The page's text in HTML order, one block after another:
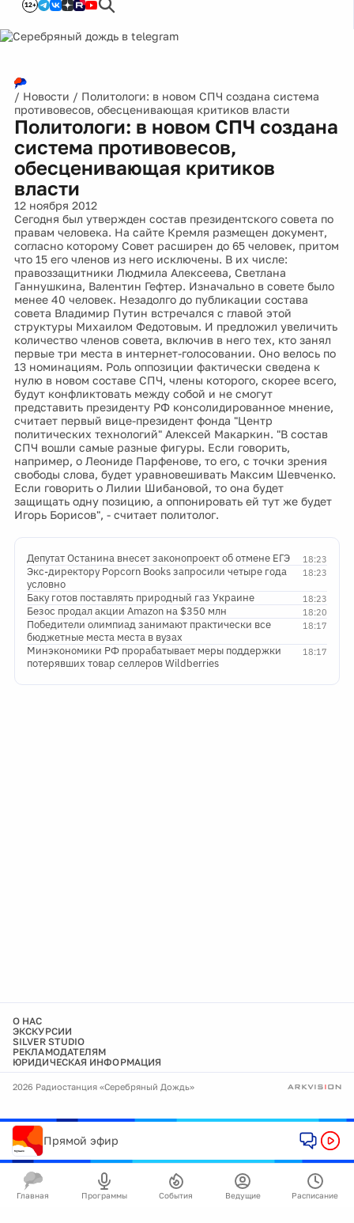
12+
/ Новости / Политологи: в новом СПЧ создана система
противовесов, обесценивающая критиков власти
Политологи: в новом СПЧ создана
система противовесов,
обесценивающая критиков
власти
12 ноября 2012
Сегодня был утвержден состав президентского совета по
правам человека. На сайте Кремля размещен документ,
согласно которому Совет расширен до 65 человек, притом
что 15 его членов из него исключены. В их числе:
правоззащитники Людмила Алексеева, Светлана
Ганнушкина, Валентин Гефтер. Изначально в совете было
менее 40 человек. Незадолго до публикации состава
совета Владимир Путин встречался с главой этой
структуры Михаилом Федотовым. И предложил увеличить
количество членов совета, включив в него тех, кто занял
первые три места в интернет-голосовании. Оно велось по
13 номинациям. Роль оппозиции фактически сведена к
нулю в новом составе СПЧ, члены которого, скорее всего,
будут конфликтовать между собой и не смогут
представить президенту РФ консолидированное мнение,
считает первый вице-президент фонда "Центр
политических технологий" Алексей Макаркин. "В состав
СПЧ вошли самые разные фигуры. Если говорить,
например, о Леониде Парфенове, то его, с точки зрения
свободы слова, будет уравновешивать Максим Шевченко.
Если говорить о Лилии Шибановой, то она будет
защищать одну позицию, а оппонировать ей тут же будет
Игорь Борисов", - считает политолог.
18:23
Депутат Останина внесет законопроект об отмене ЕГЭ
18:23
Экс-директору Popcorn Books запросили четыре года
условно
18:23
Баку готов поставлять природный газ Украине
18:20
Безос продал акции Amazon на $350 млн
18:17
Победители олимпиад занимают практически все
бюджетные места места в вузах
18:17
Минэкономики РФ прорабатывает меры поддержки
потерявших товар селлеров Wildberries
О НАС
ЭКСКУРСИИ
SILVER STUDIO
РЕКЛАМОДАТЕЛЯМ
ЮРИДИЧЕСКАЯ ИНФОРМАЦИЯ
2026 Радиостанция «Серебряный Дождь»
Прямой эфир
Главная Программы События Ведущие Расписание